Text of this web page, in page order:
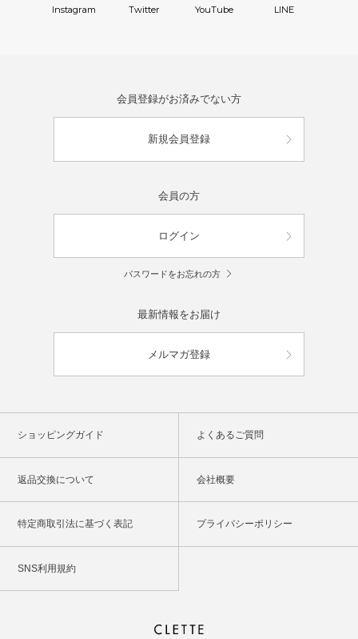
Instagram Twitter YouTube LINE
会員登録がお済みでない方
新規会員登録
会員の方
ログイン
パスワードをお忘れの方
最新情報をお届け
メルマガ登録
ショッピングガイド よくあるご質問
返品交換について 会社概要
特定商取引法に基づく表記 プライバシーポリシー
SNS利用規約